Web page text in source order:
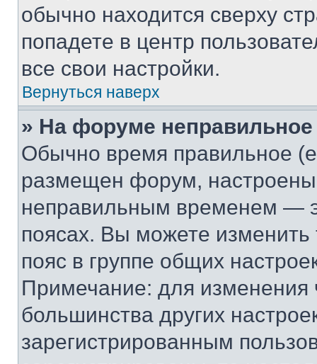
обычно находится сверху
попадете в центр
все свои настройки.
Вернуться наверх
» На форуме
Обычно время правильное
размещен форум, настроены
неправильным временем —
поясах. Вы можете изменить
пояс в группе общих
Примечание: для изменения
большинства других
зарегистрированным